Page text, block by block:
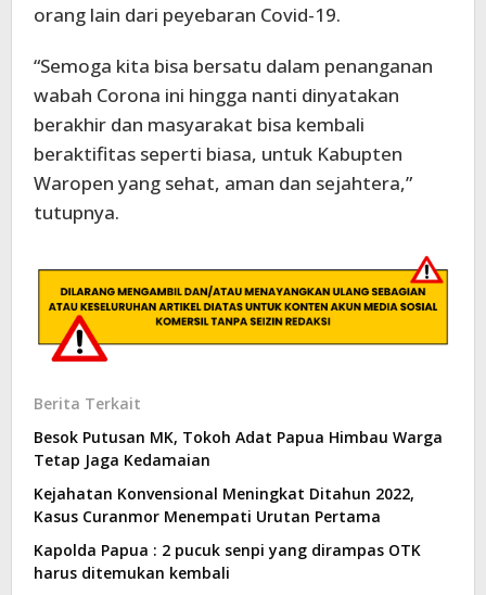
orang lain dari peyebaran Covid-19.
“Semoga kita bisa bersatu dalam penanganan
wabah Corona ini hingga nanti dinyatakan
berakhir dan masyarakat bisa kembali
beraktifitas seperti biasa, untuk Kabupten
Waropen yang sehat, aman dan sejahtera,”
tutupnya.
Berita Terkait
Besok Putusan MK, Tokoh Adat Papua Himbau Warga
Tetap Jaga Kedamaian
Kejahatan Konvensional Meningkat Ditahun 2022,
Kasus Curanmor Menempati Urutan Pertama
Kapolda Papua : 2 pucuk senpi yang dirampas OTK
harus ditemukan kembali